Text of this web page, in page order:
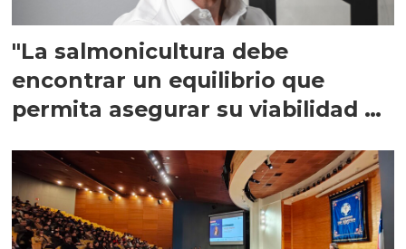
"La salmonicultura debe
encontrar un equilibrio que
permita asegurar su viabilidad de